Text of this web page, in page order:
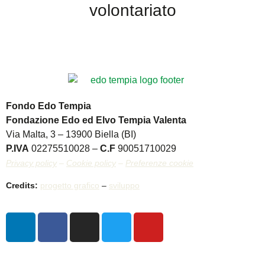
volontariato
Fondo Edo Tempia
Fondazione Edo ed Elvo Tempia Valenta
Via Malta, 3 – 13900 Biella (BI)
P.IVA 02275510028 – C.F 90051710029
Privacy policy – Cookie policy – Preferenze cookie
Credits: progetto grafico – sviluppo